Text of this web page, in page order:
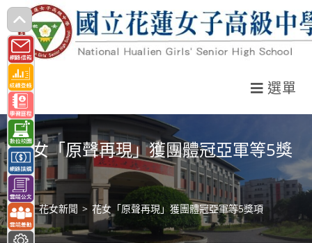
跳
轉
至
主
要
內
容
選單
花女「原聲再現」獲團體冠亞軍等5獎
項
> 花女新聞 > 花女「原聲再現」獲團體冠亞軍等5獎項